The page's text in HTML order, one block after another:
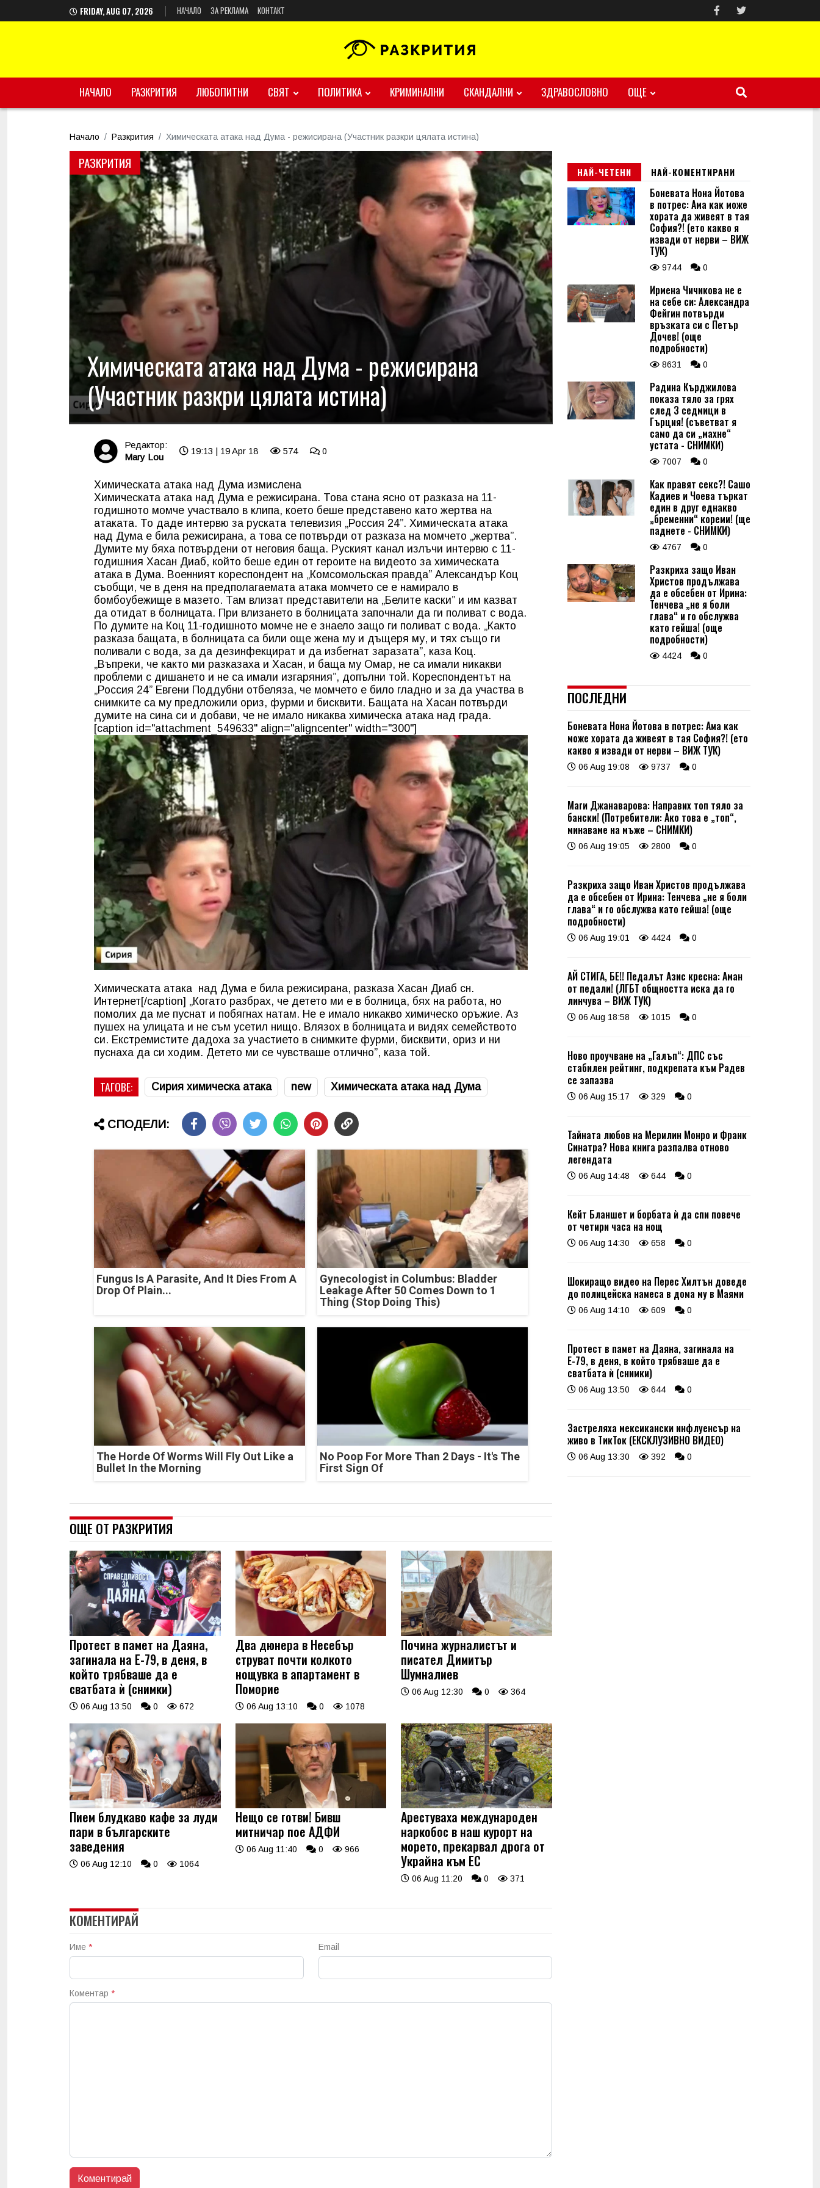
FRIDAY, AUG 07, 2026 НАЧАЛО ЗА РЕКЛАМА КОНТАКТ
НАЧАЛО РАЗКРИТИЯ ЛЮБОПИТНИ СВЯТ ПОЛИТИКА КРИМИНАЛНИ СКАНДАЛНИ ЗДРАВОСЛОВНО ОЩЕ
Начало Разкрития Химическата атака над Дума - режисирана (Участник разкри цялата истина)
РАЗКРИТИЯ
Химическата атака над Дума - режисирана
(Участник разкри цялата истина)
Редактор:
Mary Lou
19:13 | 19 Apr 18 574 0
Химическата атака над Дума измислена
Химическата атака над Дума е режисирана. Това стана ясно от разказа на 11-
годишното момче участвало в клипа, което беше представено като жертва на
атаката. То даде интервю за руската телевизия „Россия 24”. Химическата атака
над Дума е била режисирана, а това се потвърди от разказа на момчето „жертва”.
Думите му бяха потвърдени от неговия баща. Руският канал излъчи интервю с 11-
годишния Хасан Диаб, който беше един от героите на видеото за химическата
атака в Дума. Военният кореспондент на „Комсомольская правда” Александър Коц
съобщи, че в деня на предполагаемата атака момчето се е намирало в
бомбоубежище в мазето. Там влизат представители на „Белите каски” и им казват
да отидат в болницата. При влизането в болницата започнали да ги поливат с вода.
По думите на Коц 11-годишното момче не е знаело защо ги поливат с вода. „Както
разказа бащата, в болницата са били още жена му и дъщеря му, и тях също ги
поливали с вода, за да дезинфекцират и да избегнат заразата”, каза Коц.
„Въпреки, че както ми разказаха и Хасан, и баща му Омар, не са имали никакви
проблеми с дишането и не са имали изгаряния”, допълни той. Кореспондентът на
„Россия 24” Евгени Поддубни отбеляза, че момчето е било гладно и за да участва в
снимките са му предложили ориз, фурми и бисквити. Бащата на Хасан потвърди
думите на сина си и добави, че не имало никаква химическа атака над града.
[caption id="attachment_549633" align="aligncenter" width="300"]
Химическата атака над Дума е била режисирана, разказа Хасан Диаб сн.
Интернет[/caption] „Когато разбрах, че детето ми е в болница, бях на работа, но
помолих да ме пуснат и побягнах натам. Не е имало никакво химическо оръжие. Аз
пушех на улицата и не съм усетил нищо. Влязох в болницата и видях семейството
си. Екстремистите дадоха за участието в снимките фурми, бисквити, ориз и ни
пуснаха да си ходим. Детето ми се чувстваше отлично”, каза той.
ТАГОВЕ: Сирия химическа атака new Химическата атака над Дума
СПОДЕЛИ:
Fungus Is A Parasite, And It Dies From A
Drop Of Plain...
Gynecologist in Columbus: Bladder
Leakage After 50 Comes Down to 1
Thing (Stop Doing This)
The Horde Of Worms Will Fly Out Like a
Bullet In the Morning
No Poop For More Than 2 Days - It's The
First Sign Of
ОЩЕ ОТ РАЗКРИТИЯ
Протест в памет на Даяна,
загинала на Е-79, в деня, в
който трябваше да е
сватбата ѝ (снимки)
06 Aug 13:50 0 672
Два дюнера в Несебър
струват почти колкото
нощувка в апартамент в
Поморие
06 Aug 13:10 0 1078
Почина журналистът и
писател Димитър
Шумналиев
06 Aug 12:30 0 364
Пием блудкаво кафе за луди
пари в българските
заведения
06 Aug 12:10 0 1064
Нещо се готви! Бивш
митничар пое АДФИ
06 Aug 11:40 0 966
Арестуваха международен
наркобос в наш курорт на
морето, прекарвал дрога от
Украйна към ЕС
06 Aug 11:20 0 371
КОМЕНТИРАЙ
Име * Email
Коментар *
НАЙ-ЧЕТЕНИ НАЙ-КОМЕНТИРАНИ
Боневата Нона Йотова
в потрес: Ама как може
хората да живеят в тая
София?! (ето какво я
извади от нерви – ВИЖ
ТУК)
9744 0
Ирмена Чичикова не е
на себе си: Александра
Фейгин потвърди
връзката си с Петър
Дочев! (още
подробности)
8631 0
Радина Кърджилова
показа тяло за грях
след 3 седмици в
Гърция! (съветват я
само да си „махне“
устата - СНИМКИ)
7007 0
Как правят секс?! Сашо
Кадиев и Чоева търкат
един в друг еднакво
„бременни“ кореми! (ще
паднете - СНИМКИ)
4767 0
Разкриха защо Иван
Христов продължава
да е обсебен от Ирина:
Тенчева „не я боли
глава“ и го обслужва
като гейша! (още
подробности)
4424 0
ПОСЛЕДНИ
Боневата Нона Йотова в потрес: Ама как
може хората да живеят в тая София?! (ето
какво я извади от нерви – ВИЖ ТУК)
06 Aug 19:08 9737 0
Маги Джанаварова: Направих топ тяло за
бански! (Потребители: Ако това е „топ“,
минаваме на мъже – СНИМКИ)
06 Aug 19:05 2800 0
Разкриха защо Иван Христов продължава
да е обсебен от Ирина: Тенчева „не я боли
глава“ и го обслужва като гейша! (още
подробности)
06 Aug 19:01 4424 0
АЙ СТИГА, БЕ!! Педалът Азис кресна: Аман
от педали! (ЛГБТ общността иска да го
линчува – ВИЖ ТУК)
06 Aug 18:58 1015 0
Ново проучване на „Галъп“: ДПС със
стабилен рейтинг, подкрепата към Радев
се запазва
06 Aug 15:17 329 0
Тайната любов на Мерилин Монро и Франк
Синатра? Нова книга разпалва отново
легендата
06 Aug 14:48 644 0
Кейт Бланшет и борбата ѝ да спи повече
от четири часа на нощ
06 Aug 14:30 658 0
Шокиращо видео на Перес Хилтън доведе
до полицейска намеса в дома му в Маями
06 Aug 14:10 609 0
Протест в памет на Даяна, загинала на
Е-79, в деня, в който трябваше да е
сватбата ѝ (снимки)
06 Aug 13:50 644 0
Застреляха мексикански инфлуенсър на
живо в ТикТок (ЕКСКЛУЗИВНО ВИДЕО)
06 Aug 13:30 392 0